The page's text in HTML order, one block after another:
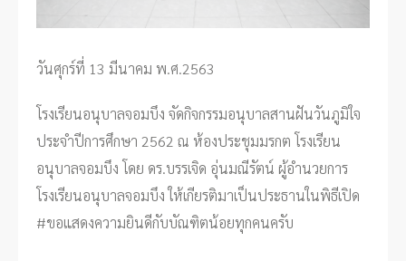
วันศุกร์ที่ 13 มีนาคม พ.ศ.2563
โรงเรียนอนุบาลจอมบึง จัดกิจกรรมอนุบาลสานฝันวันภูมิใจ
ประจำปีการศึกษา 2562 ณ ห้องประชุมมรกต โรงเรียน
อนุบาลจอมบึง โดย ดร.บรรเจิด อุ่นมณีรัตน์ ผู้อำนวยการ
โรงเรียนอนุบาลจอมบึง ให้เกียรติมาเป็นประธานในพิธีเปิด
#ขอแสดงความยินดีกับบัณฑิตน้อยทุกคนครับ